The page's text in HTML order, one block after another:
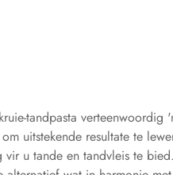
tandpasta
uitstekende resultate te
vir u tande en tandvleis te